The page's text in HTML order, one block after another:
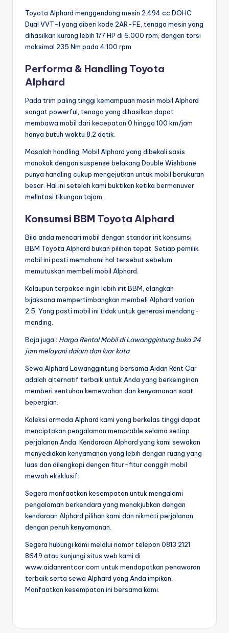
Toyota Alphard menggendong mesin 2.494 cc DOHC
Dual VVT-I yang diberi kode 2AR-FE, tenaga mesin yang
dihasilkan kurang lebih 177 HP di 6.000 rpm, dengan torsi
maksimal 235 Nm pada 4.100 rpm
Performa & Handling Toyota
Alphard
Pada trim paling tinggi kemampuan mesin mobil Alphard
sangat powerful, tenaga yang dihasilkan dapat
membawa mobil dari kecepatan 0 hingga 100 km/jam
hanya butuh waktu 8,2 detik.
Masalah handling, Mobil Alphard yang dibekali sasis
monokok dengan suspense belakang Double Wishbone
punya handling cukup mengejutkan untuk mobil berukuran
besar. Hal ini setelah kami buktikan ketika bermanuver
melintasi tikungan tajam.
Konsumsi BBM Toyota Alphard
Bila anda mencari mobil dengan standar irit konsumsi
BBM Toyota Alphard bukan pilihan tepat, Setiap pemilik
mobil ini pasti memahami hal tersebut sebelum
memutuskan membeli mobil Alphard.
Kalaupun terpaksa ingin lebih irit BBM, alangkah
bijaksana mempertimbangkan membeli Alphard varian
2.5. Yang pasti mobil ini tidak untuk generasi mendang-
mending.
Baja juga : Harga Rental Mobil di Lawanggintung buka 24
jam melayani dalam dan luar kota
Sewa Alphard Lawanggintung bersama Aidan Rent Car
adalah alternatif terbaik untuk Anda yang berkeinginan
memberi sentuhan kemewahan dan kenyamanan saat
bepergian.
Koleksi armada Alphard kami yang berkelas tinggi dapat
menciptakan pengalaman memorable selama setiap
perjalanan Anda. Kendaraan Alphard yang kami sewakan
menyediakan kenyamanan yang lebih dengan ruang yang
luas dan dilengkapi dengan fitur-fitur canggih mobil
mewah eksklusif.
Segera manfaatkan kesempatan untuk mengalami
pengalaman berkendara yang menakjubkan dengan
kendaraan Alphard pilihan kami dan nikmati perjalanan
dengan penuh kenyamanan.
Segera hubungi kami melalui nomor telepon 0813 2121
8649 atau kunjungi situs web kami di
www.aidanrentcar.com untuk mendapatkan penawaran
terbaik serta sewa Alphard yang Anda impikan.
Manfaatkan kesempatan ini bersama kami.